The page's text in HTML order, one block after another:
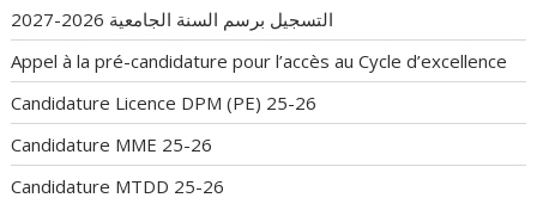
التسجيل برسم السنة الجامعية 2026-2027
Appel à la pré-candidature pour l’accès au Cycle d’excellence
Candidature Licence DPM (PE) 25-26
Candidature MME 25-26
Candidature MTDD 25-26